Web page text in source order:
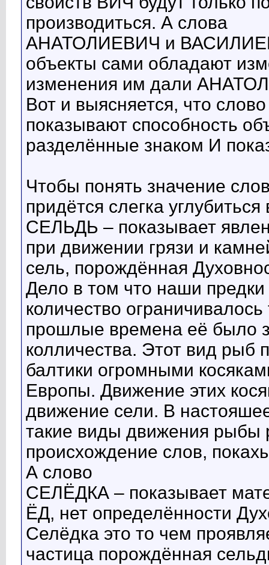
производиться. А слова
АНАТОЛИЕВИЧ и
объекты сами обладают
изменения им дали
Вот и выясняется, что
показывают способность
разделённые знаком И
Чтобы понять значение
придётся слегка
СЕЛЬДЬ – показывает
при движении грязи и
сель, порождённая
Дело в том что наши
количество
прошлые времена её было
колличества. Этот вид рыб
балтики огромными
Европы. Движение этих
движение сели. В
такие виды движения рыбы
происхождение слов,
А слово
СЕЛЁДКА – показывает
ЁД, нет определённости
Селёдка это то чем
частица порождённая